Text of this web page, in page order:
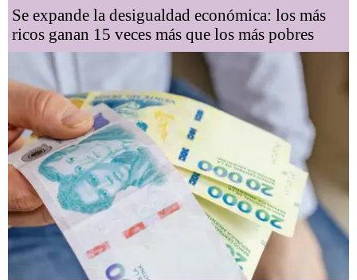
Se expande la desigualdad económica: los más
ricos ganan 15 veces más que los más pobres